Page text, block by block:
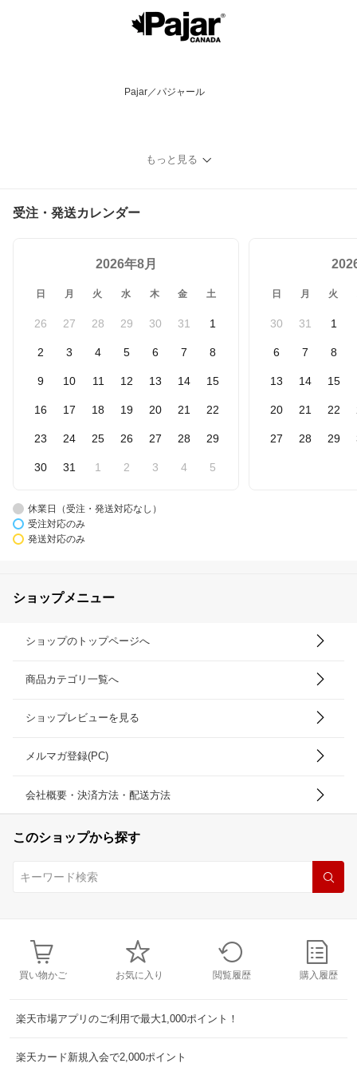
Pajar／パジャール
もっと見る
受注・発送カレンダー
2026年8月
日 月 火 水 木 金 土
26 27 28 29 30 31 1
2 3 4 5 6 7 8
9 10 11 12 13 14 15
16 17 18 19 20 21 22
23 24 25 26 27 28 29
30 31 1 2 3 4 5
日 月 火
30 31 1
6 7 8
13 14 15
20 21 22
27 28 29
休業日（受注・発送対応なし）
受注対応のみ
発送対応のみ
ショップメニュー
ショップのトップページへ
商品カテゴリ一覧へ
ショップレビューを見る
メルマガ登録(PC)
会社概要・決済方法・配送方法
このショップから探す
買い物かご お気に入り 閲覧履歴 購入履歴
楽天市場アプリのご利用で最大1,000ポイント！
楽天カード新規入会で2,000ポイント